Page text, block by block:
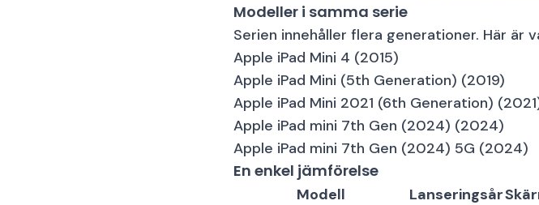
Modeller i samma serie
Serien innehåller flera generationer. Här är
Apple iPad Mini 4 (2015)
Apple iPad Mini (5th Generation) (2019)
Apple iPad Mini 2021 (6th Generation)
Apple iPad mini 7th Gen (2024) (2024)
Apple iPad mini 7th Gen (2024) 5G (2024)
En enkel jämförelse
Modell Lanseringsår